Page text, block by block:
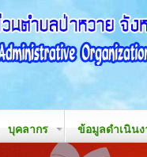
บุคลากร ข้อมูลดำเนิน